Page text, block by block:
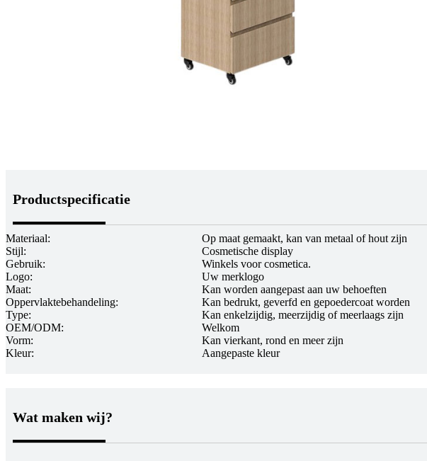
Productspecificatie
Materiaal:
Op maat gemaakt, kan van metaal of hout zijn
Stijl:
Cosmetische display
Gebruik:
Winkels voor cosmetica.
Logo:
Uw merklogo
Maat:
Kan worden aangepast aan uw behoeften
Oppervlaktebehandeling:
Kan bedrukt, geverfd en gepoedercoat worden
Type:
Kan enkelzijdig, meerzijdig of meerlaags zijn
OEM/ODM:
Welkom
Vorm:
Kan vierkant, rond en meer zijn
Kleur:
Aangepaste kleur
Wat maken wij?